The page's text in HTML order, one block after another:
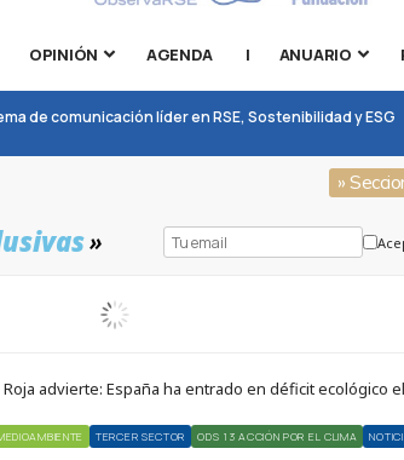
OPINIÓN AGENDA | ANUARIO
de comunicación líder en RSE, Sostenibilidad y ESG
»
»
advierte: España ha entrado en déficit ecológico
TERCER SECTOR ODS 13 ACCIÓN POR EL CLIMA